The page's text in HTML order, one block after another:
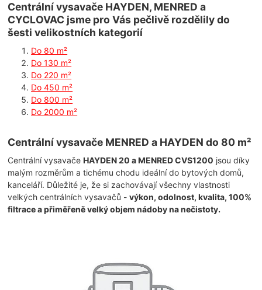
Centrální vysavače HAYDEN, MENRED a
CYCLOVAC jsme pro Vás pečlivě rozdělily do
šesti velikostních kategorií
Do 80 m²
Do 130 m²
Do 220 m²
Do 450 m²
Do 800 m²
Do 2000 m²
Centrální vysavače MENRED a HAYDEN do 80 m²
Centrální vysavačeHAYDEN 20 a MENRED CVS1200 jsou díky
malým rozměrům a tichému chodu ideální do bytových domů,
kanceláří. Důležité je, že si zachovávají všechny vlastnosti
velkých centrálních vysavačů -výkon, odolnost, kvalita, 100%
filtrace a přiměřeně velký objem nádoby na nečistoty.